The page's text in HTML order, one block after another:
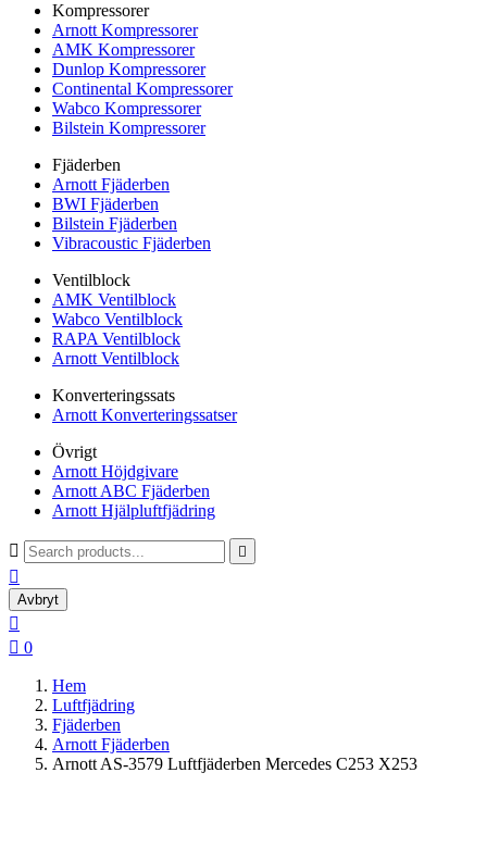
Kompressorer
Arnott Kompressorer
AMK Kompressorer
Dunlop Kompressorer
Continental Kompressorer
Wabco Kompressorer
Bilstein Kompressorer
Fjäderben
Arnott Fjäderben
BWI Fjäderben
Bilstein Fjäderben
Vibracoustic Fjäderben
Ventilblock
AMK Ventilblock
Wabco Ventilblock
RAPA Ventilblock
Arnott Ventilblock
Konverteringssats
Arnott Konverteringssatser
Övrigt
Arnott Höjdgivare
Arnott ABC Fjäderben
Arnott Hjälpluftfjädring
 

Avbryt

 0
Hem
Luftfjädring
Fjäderben
Arnott Fjäderben
Arnott AS-3579 Luftfjäderben Mercedes C253 X253